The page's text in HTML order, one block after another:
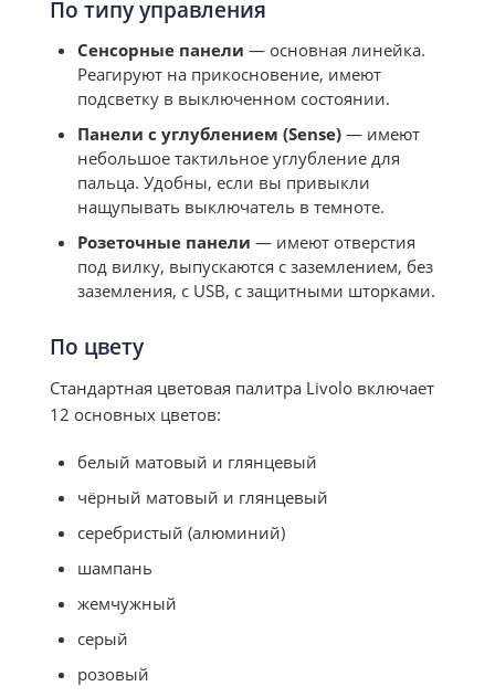
По типу управления
Сенсорные панели — основная линейка.
Реагируют на прикосновение, имеют
подсветку в выключенном состоянии.
Панели с углублением (Sense) — имеют
небольшое тактильное углубление для
пальца. Удобны, если вы привыкли
нащупывать выключатель в темноте.
Розеточные панели — имеют отверстия
под вилку, выпускаются с заземлением, без
заземления, с USB, с защитными шторками.
По цвету
Стандартная цветовая палитра Livolo включает
12 основных цветов:
белый матовый и глянцевый
чёрный матовый и глянцевый
серебристый (алюминий)
шампань
жемчужный
серый
розовый